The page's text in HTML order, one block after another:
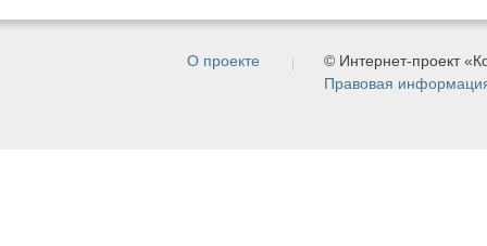
О проекте
© Интернет-проект
Правовая